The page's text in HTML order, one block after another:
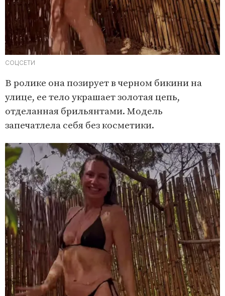
СОЦСЕТИ
В ролике она позирует в черном бикини на
улице, ее тело украшает золотая цепь,
отделанная брильянтами. Модель
запечатлела себя без косметики.